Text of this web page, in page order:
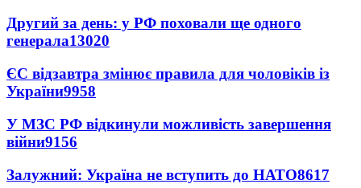
Другий за день: у РФ поховали ще одного
генерала13020
ЄС відзавтра змінює правила для чоловіків із
України9958
У МЗС РФ відкинули можливість завершення
війни9156
Залужний: Україна не вступить до НАТО8617